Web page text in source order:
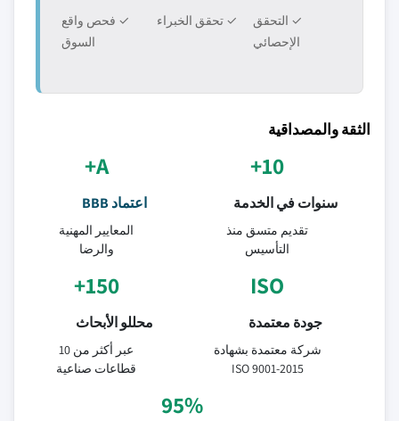
✓ التحقق
الإحصائي
✓ تحقق الخبراء
✓ فحص واقع
السوق
الثقة والمصداقية
10+
سنوات في الخدمة
تقديم متسق منذ
التأسيس
A+
اعتماد BBB
المعايير المهنية
والرضا
ISO
جودة معتمدة
شركة معتمدة بشهادة
ISO 9001-2015
150+
محللو الأبحاث
عبر أكثر من 10
قطاعات صناعية
95%